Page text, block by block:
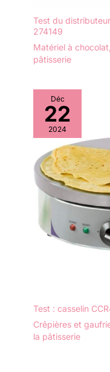
Test du
274149
Matériel à chocolat
pâtisserie
Déc
22
2024
Test : casselin
Crêpières et
la pâtisserie